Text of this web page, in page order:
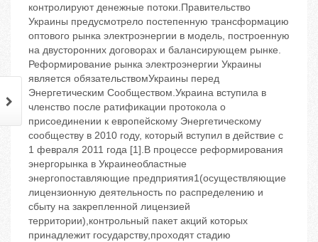
контролируют денежные потоки.Правительство
Украины предусмотрело постепенную трансформацию
оптового рынка электроэнергии в модель, построенную
на двусторонних договорах и балансирующем рынке.
Реформирование рынка электроэнергии Украины
является обязательствомУкраины перед
Энергетическим Сообществом.Украина вступила в
членство после ратификации протокола о
присоединении к европейскому Энергетическому
сообществу в 2010 году, который вступил в действие с
1 февраля 2011 года [1].В процессе реформирования
энергорынка в Украинеобластные
энергопоставляющие предприятия1(осуществляющие
лицензионную деятельность по распределению и
сбыту на закрепленной лицензией
территории),контрольный пакет акций которых
принадлежит государству,проходят стадию